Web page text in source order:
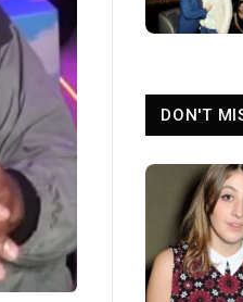
DON'T